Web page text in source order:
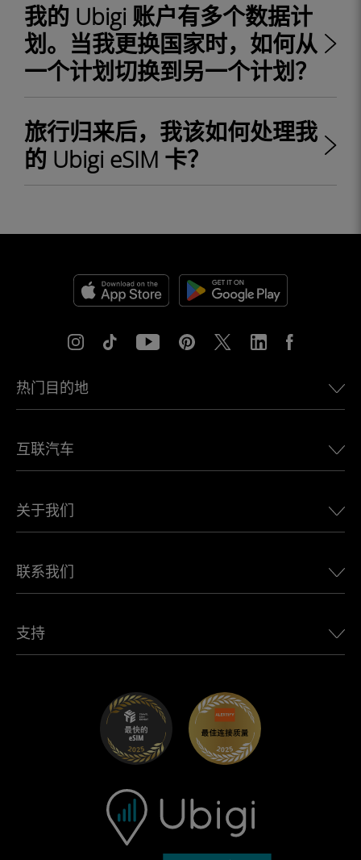
我的 Ubigi 账户有多个数据计
划。当我更换国家时，如何从
一个计划切换到另一个计划？
旅行归来后，我该如何处理我
的 Ubigi eSIM 卡？
热门目的地
欧洲eSIM
加拿大eSIM
非洲最佳eSIM
查看所有目的地
互联汽车
适用于 LandRover 的 Ubigi
适用于 Jeep 的 Ubigi
适用于 Mini 的 Ubigi
适用于 Maserati 的 Ubigi
关于我们
Ubigi在媒体上
Ubigi应用程序
联系我们
联盟计划
支持